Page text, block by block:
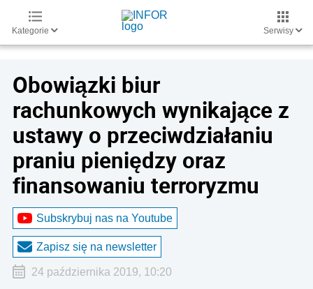
Kategorie Serwisy
Obowiązki biur
rachunkowych wynikające z
ustawy o przeciwdziałaniu
praniu pieniędzy oraz
finansowaniu terroryzmu
Subskrybuj nas na Youtube
Zapisz się na newsletter
24 października 2019, 10:20